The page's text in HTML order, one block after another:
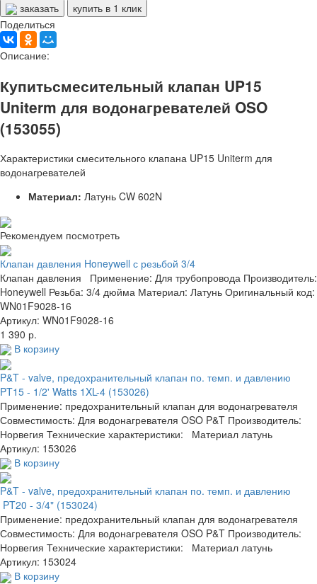
заказать
купить в 1 клик
Поделиться
Описание:
Купитьсмесительный клапан UP15
Uniterm для водонагревателей OSO
(153055)
Характеристики смесительного клапана UP15 Uniterm для
водонагревателей
Материал: Латунь CW 602N
Рекомендуем посмотреть
Клапан давления Honeywell с резьбой 3/4
Клапан давления Применение: Для трубопровода Производитель:
Honeywell Резьба: 3/4 дюйма Материал: Латунь Оригинальный код:
WN01F9028-16
Артикул: WN01F9028-16
1 390 р.
В корзину
P&T - valve, предохранительный клапан по. темп. и давлению
PT15 - 1/2' Watts 1XL-4 (153026)
Применение: предохранительный клапан для водонагревателя
Совместимость: Для водонагревателя OSO P&T Производитель:
Норвегия Технические характеристики: Материал латунь
Артикул: 153026
В корзину
P&T - valve, предохранительный клапан по. темп. и давлению
PT20 - 3/4" (153024)
Применение: предохранительный клапан для водонагревателя
Совместимость: Для водонагревателя OSO P&T Производитель:
Норвегия Технические характеристики: Материал латунь
Артикул: 153024
В корзину